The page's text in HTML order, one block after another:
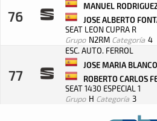
76
MANUEL
JOSE ALBERTO
SEAT LEON CUPRA R
Grupo N2RM Categoría 4
77
ESC. AUTO. FERROL
JOSE MARIA BLANCO
ROBERTO CARLOS
SEAT 1430 ESPECIAL 1
Grupo H Categoría 3